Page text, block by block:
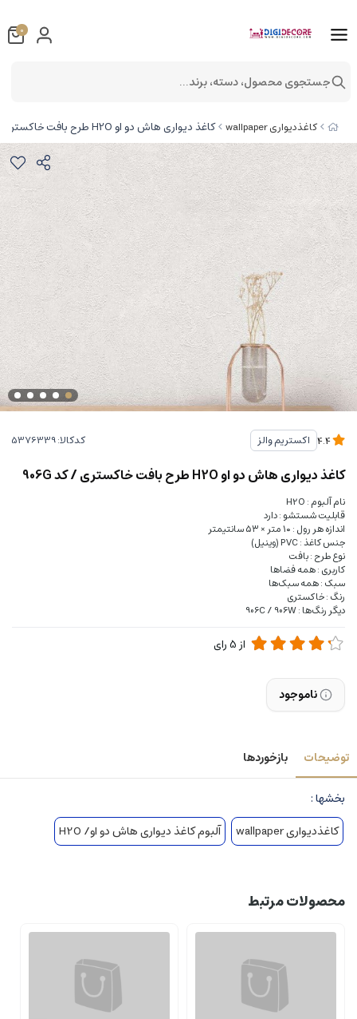
کاغذدیواری wallpaper کاغذ دیواری هاش دو او H2O طرح بافت خاکستری / کد 906G
اکستریم والز کدکالا:
کاغذ دیواری هاش دو او H2O طرح بافت خاکستری / کد 906G
نام آلبوم : H2O
قابلیت شستشو : دارد
اندازه هر رول : ۱۰ متر × ۵۳ سانتیمتر
جنس کاغذ : PVC (وینیل)
نوع طرح : بافت
کاربری : همه فضاها
سبک : همه سبک‌ها
رنگ : خاکستری
دیگر رنگ‌ها : 906C / 906W
از 5رای
ناموجود
توضیحات بازخوردها
بخشها :
کاغذدیواری wallpaper
آلبوم کاغذ دیواری هاش دو او/ H2O
محصولات مرتبط
0
جستجوی محصول، دسته، برند...